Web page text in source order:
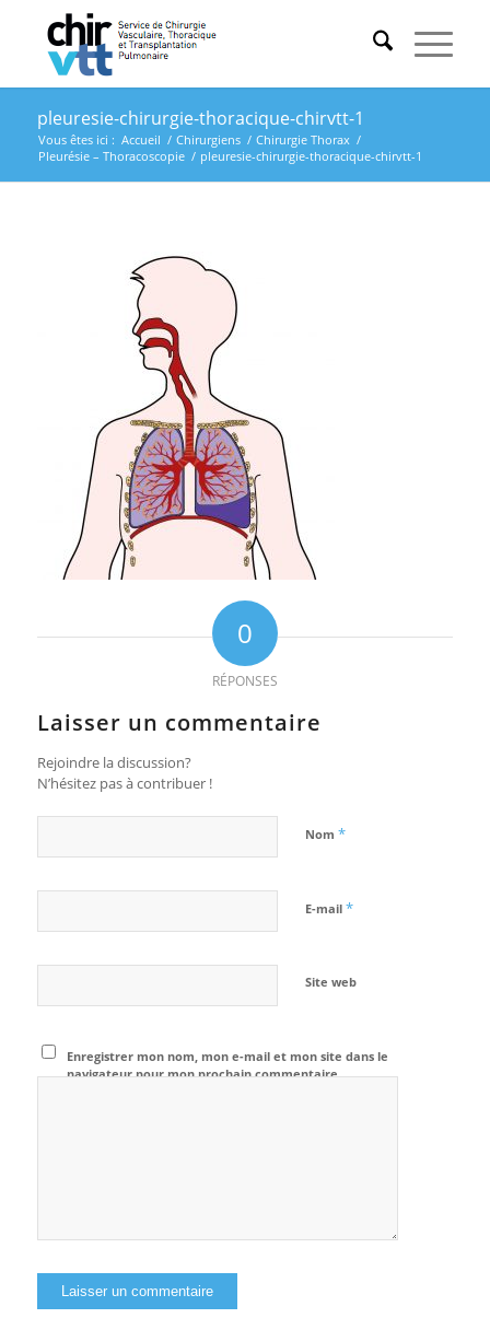
pleuresie-chirurgie-thoracique-chirvtt-1
Vous êtes ici : Accueil / Chirurgiens / Chirurgie Thorax /
Pleurésie – Thoracoscopie / pleuresie-chirurgie-thoracique-chirvtt-1
0
RÉPONSES
Laisser un commentaire
Rejoindre la discussion?
N’hésitez pas à contribuer !
Nom *
E-mail *
Site web
Enregistrer mon nom, mon e-mail et mon site dans le
navigateur pour mon prochain commentaire.